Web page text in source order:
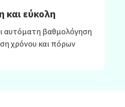
και εύκολη
αυτόματη βαθμολόγηση
χρόνου και πόρων